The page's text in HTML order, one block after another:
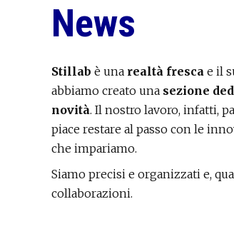
News
Stillab è una realtà fresca e il
abbiamo creato una sezione
novità. Il nostro lavoro, infatti,
piace restare al passo con le
che impariamo.
Siamo precisi e organizzati e,
collaborazioni.